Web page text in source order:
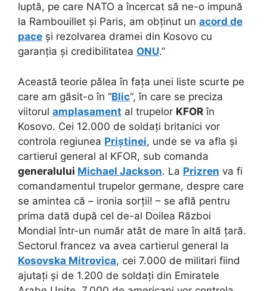
luptă, pe care NATO a încercat să ne-o impună
la Rambouillet și Paris, am obținut un acord de
pace și rezolvarea dramei din Kosovo cu
garanția și credibilitatea ONU.”
Această teorie pălea în fața unei liste scurte pe
care am găsit-o în “Blic“, în care se preciza
viitorul amplasament al trupelor KFOR în
Kosovo. Cei 12.000 de soldați britanici vor
controla regiunea Priștinei, unde se va afla și
cartierul general al KFOR, sub comanda
generalului Michael Jackson. La Prizren va fi
comandamentul trupelor germane, despre care
se amintea că – ironia sorții! – se află pentru
prima dată după cel de-al Doilea Război
Mondial într-un număr atât de mare în altă țară.
Sectorul francez va avea cartierul general la
Kosovska Mitrovica, cei 7.000 de militari fiind
ajutați și de 1.200 de soldați din Emiratele